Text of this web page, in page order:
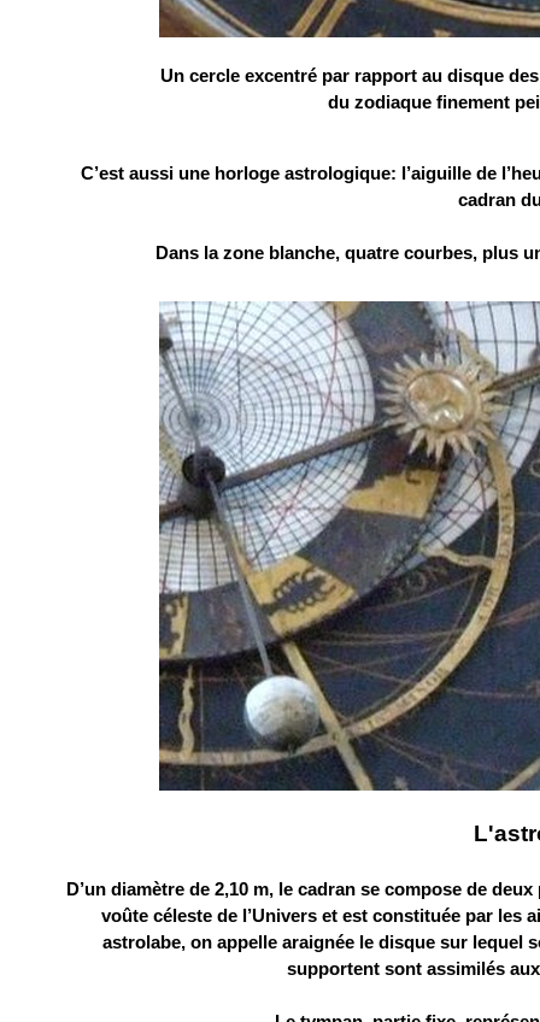
Un cercle excentré par rapport au disque
du zodiaque finement
C’est aussi une horloge astrologique: l’aiguille de
cadran
Dans la zone blanche, quatre courbes, plus
D’un diamètre de 2,10 m, le cadran se compose de
voûte céleste de l’Univers et est constituée par les
astrolabe, on appelle araignée le disque sur lequel
supportent sont assimilés